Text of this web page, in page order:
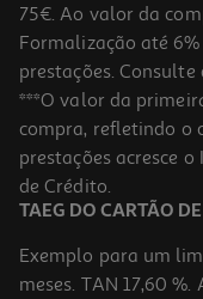
75€. Ao valor da
Formalização até
prestações. Consulte
***O valor da
compra, refletindo o
prestações acresce
de Crédito.
TAEG DO CARTÃO
Exemplo para um
meses. TAN 17,60